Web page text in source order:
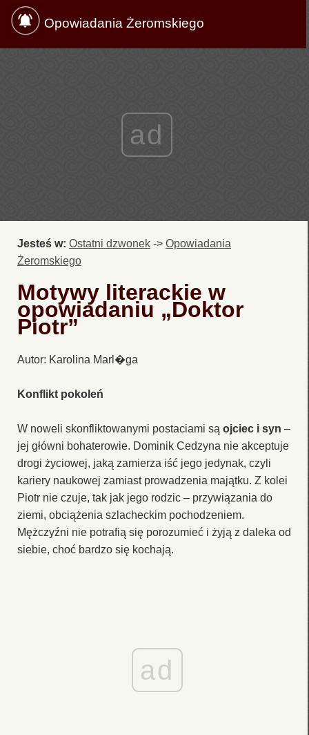
Opowiadania Żeromskiego
ad
Jesteś w: Ostatni dzwonek -> Opowiadania
Żeromskiego
Motywy literackie w
opowiadaniu „Doktor
Piotr”
Autor: Karolina Marl�ga
Konflikt pokoleń
W noweli skonfliktowanymi postaciami są ojciec i syn –
jej główni bohaterowie. Dominik Cedzyna nie akceptuje
drogi życiowej, jaką zamierza iść jego jedynak, czyli
kariery naukowej zamiast prowadzenia majątku. Z kolei
Piotr nie czuje, tak jak jego rodzic – przywiązania do
ziemi, obciążenia szlacheckim pochodzeniem.
Mężczyźni nie potrafią się porozumieć i żyją z daleka od
siebie, choć bardzo się kochają.
ad